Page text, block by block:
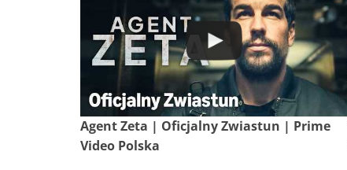
Agent Zeta | Oficjalny Zwiastun | Prime
Video Polska